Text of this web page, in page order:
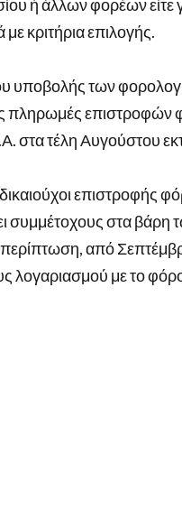
ή άλλων φορέων
κριτήρια επιλογής.
υποβολής των
επιστροφών
στα τέλη Αυγούστου
επιστροφής
συμμέτοχους στα
από
λογαριασμού με το